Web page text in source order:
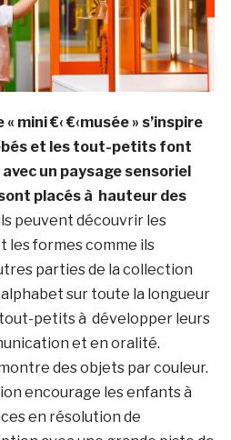
« mini €‹ €‹musée » s’inspire
et les tout-petits font
avec un paysage sensoriel
placés à hauteur des
peuvent découvrir les
les formes comme ils
parties de la collection
sur toute la longueur
petits à développer leurs
et en oralité.
des objets par couleur.
encourage les enfants à
en résolution de